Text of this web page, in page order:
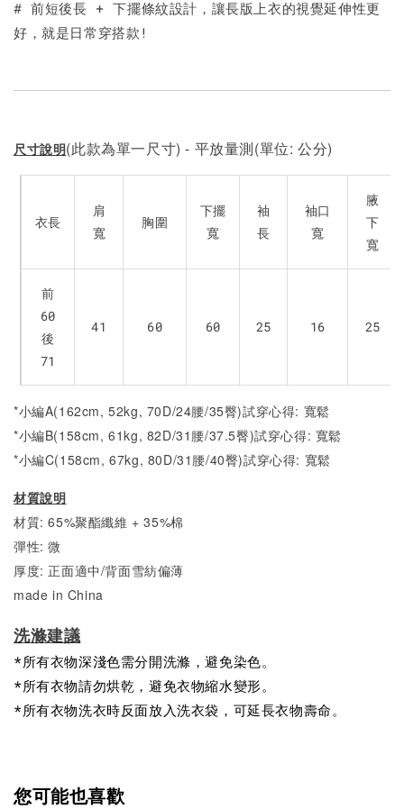
# 前短後長 + 下擺條紋設計，讓長版上衣的視覺延伸性更
好，就是日常穿搭款!
尺寸說明(此款為單一尺寸) - 平放量測(單位: 公分)
衣長
肩
寬
胸圍
下擺
寬
袖
長
袖口
寬
腋
下
寬
前
60
後
71
41 60 60 25 16 25
*小編A(162cm, 52kg, 70D/24腰/35臀)試穿心得: 寬鬆
*小編B(158cm, 61kg, 82D/31腰/37.5臀)試穿心得: 寬鬆
*小編C(158cm, 67kg, 80D/31腰/40臀)試穿心得: 寬鬆
材質說明
材質: 65%聚酯纖維 + 35%棉
彈性: 微
厚度: 正面適中/背面雪紡偏薄
made in China
洗滌建議
*所有衣物深淺色需分開洗滌，避免染色。
*所有衣物請勿烘乾，避免衣物縮水變形。
*所有衣物洗衣時反面放入洗衣袋，可延長衣物壽命。
您可能也喜歡